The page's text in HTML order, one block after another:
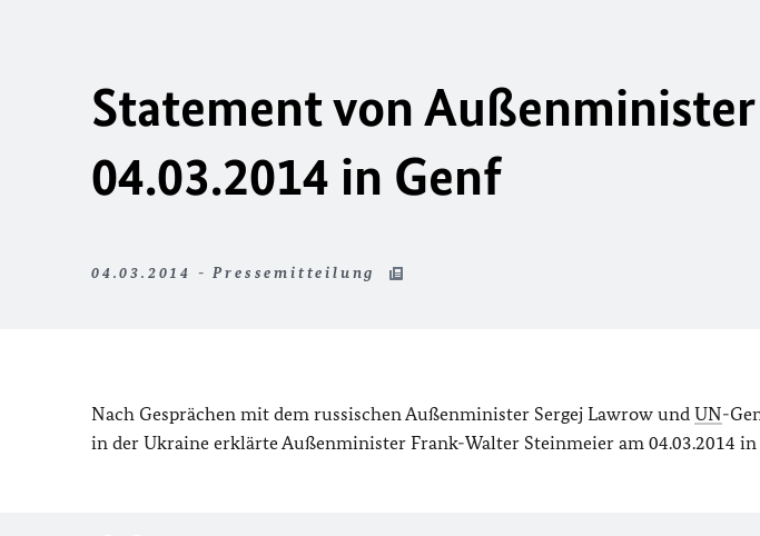
Statement von
04.03.2014 in Genf
04.03.2014 - Pressemitteilung
Nach Gesprächen mit dem russischen Außenminister Sergej Lawrow und UN-
in der Ukraine erklärte Außenminister Frank-Walter Steinmeier am 04.03.2014 in